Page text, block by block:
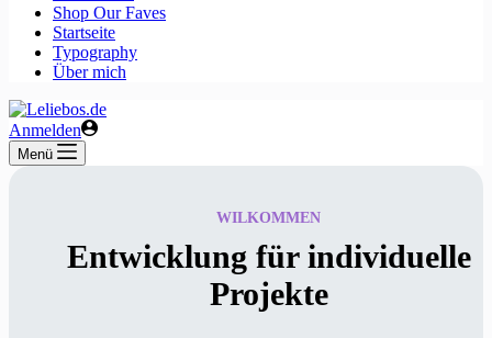
Shop Our Faves
Startseite
Typography
Über mich
Anmelden
Menü
WILKOMMEN
Entwicklung für individuelle
Projekte